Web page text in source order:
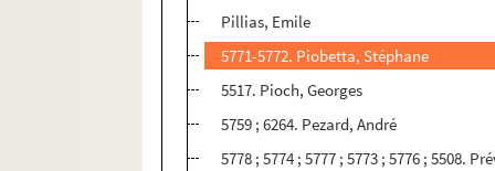
Pillias, Emile
5771-5772. Piobetta, Stéphane
5517. Pioch, Georges
5759 ; 6264. Pezard, André
5778 ; 5774 ; 5777 ; 5773 ; 5776 ; 5508.